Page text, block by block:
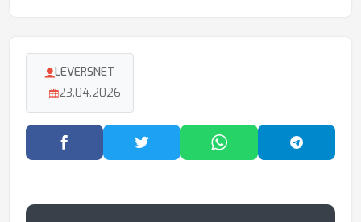
LEVERSNET
23.04.2026
Facebook'ta PaylaşTwitter'da PaylaşWhatsApp'ta Paylaş